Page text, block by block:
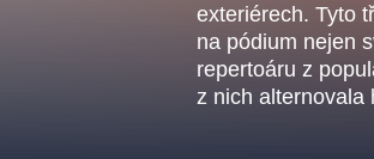
exteriérech. Tyto
na pódium nejen
repertoáru z
z nich alternovala